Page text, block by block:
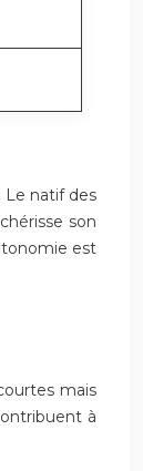
Le natif des
son
est
mais
à